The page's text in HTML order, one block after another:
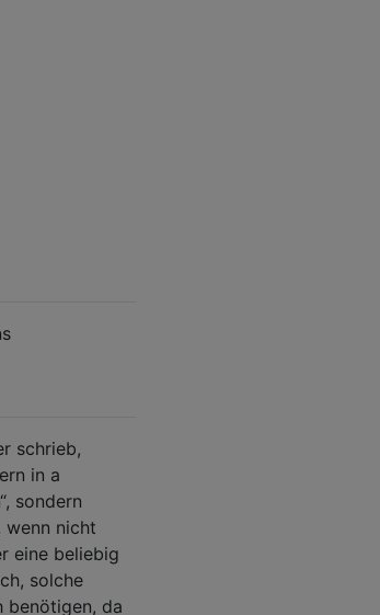
schrieb,
in a
sondern
wenn nicht
eine beliebig
solche
benötigen, da